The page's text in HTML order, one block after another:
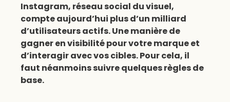
Instagram, réseau social du visuel,
compte aujourd’hui plus d’un milliard
d’utilisateurs actifs. Une manière de
gagner en visibilité pour votre marque et
d’interagir avec vos cibles. Pour cela, il
faut néanmoins suivre quelques règles de
base.